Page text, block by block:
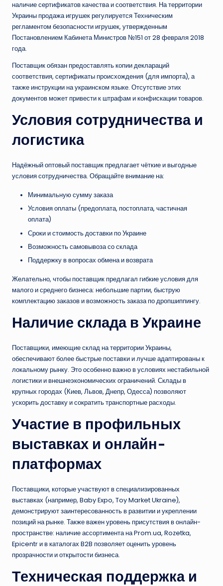
наличие сертификатов качества и соответствия. На территории
Украины продажа игрушек регулируется Техническим
регламентом безопасности игрушек, утвержденным
Постановлением Кабинета Министров №151 от 28 февраля 2018
года.
Поставщик обязан предоставлять копии деклараций
соответствия, сертификаты происхождения (для импорта), а
также инструкции на украинском языке. Отсутствие этих
документов может привести к штрафам и конфискации товаров.
Условия сотрудничества и
логистика
Надёжный оптовый поставщик предлагает чёткие и выгодные
условия сотрудничества. Обращайте внимание на:
Минимальную сумму заказа
Условия оплаты (предоплата, постоплата, частичная
оплата)
Сроки и стоимость доставки по Украине
Возможность самовывоза со склада
Поддержку в вопросах обмена и возврата
Желательно, чтобы поставщик предлагал гибкие условия для
малого и среднего бизнеса: небольшие партии, быструю
комплектацию заказов и возможность заказа по дропшиппингу.
Наличие склада в Украине
Поставщики, имеющие склад на территории Украины,
обеспечивают более быстрые поставки и лучше адаптированы к
локальному рынку. Это особенно важно в условиях нестабильной
логистики и внешнеэкономических ограничений. Склады в
крупных городах (Киев, Львов, Днепр, Одесса) позволяют
ускорить доставку и сократить транспортные расходы.
Участие в профильных
выставках и онлайн-
платформах
Поставщики, которые участвуют в специализированных
выставках (например, Baby Expo, Toy Market Ukraine),
демонстрируют заинтересованность в развитии и укреплении
позиций на рынке. Также важен уровень присутствия в онлайн-
пространстве: наличие ассортимента на Prom.ua, Rozetka,
Epicentr и в каталогах B2B позволяет оценить уровень
прозрачности и открытости бизнеса.
Техническая поддержка и